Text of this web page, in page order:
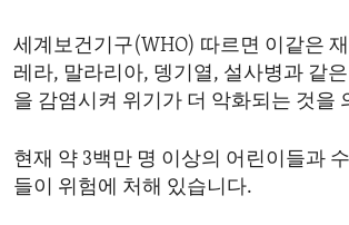
세계보건기구(WHO) 따르면 이같은
레라, 말라리아, 뎅기열, 설사병과 같
을 감염시켜 위기가 더 악화되는 것을
현재 약 3백만 명 이상의 어린이들과
들이 위험에 처해 있습니다.